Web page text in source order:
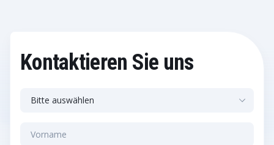
Kontaktieren Sie uns